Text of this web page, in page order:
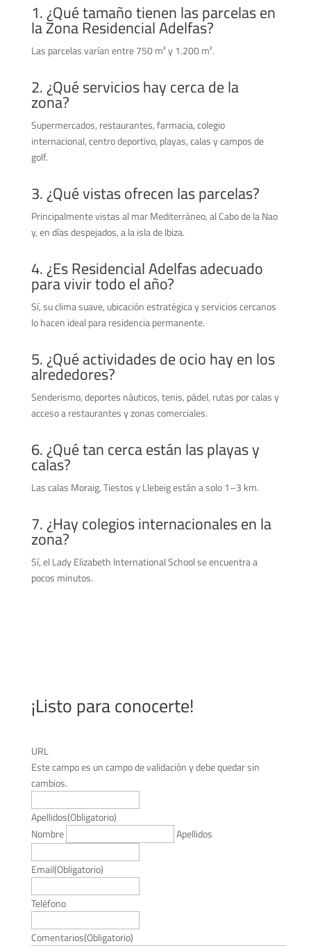
1. ¿Qué tamaño tienen las parcelas en
la Zona Residencial Adelfas?
Las parcelas varían entre 750 m² y 1.200 m².
2. ¿Qué servicios hay cerca de la
zona?
Supermercados, restaurantes, farmacia, colegio
internacional, centro deportivo, playas, calas y campos de
golf.
3. ¿Qué vistas ofrecen las parcelas?
Principalmente vistas al mar Mediterráneo, al Cabo de la Nao
y, en días despejados, a la isla de Ibiza.
4. ¿Es Residencial Adelfas adecuado
para vivir todo el año?
Sí, su clima suave, ubicación estratégica y servicios cercanos
lo hacen ideal para residencia permanente.
5. ¿Qué actividades de ocio hay en los
alrededores?
Senderismo, deportes náuticos, tenis, pádel, rutas por calas y
acceso a restaurantes y zonas comerciales.
6. ¿Qué tan cerca están las playas y
calas?
Las calas Moraig, Tiestos y Llebeig están a solo 1–3 km.
7. ¿Hay colegios internacionales en la
zona?
Sí, el Lady Elizabeth International School se encuentra a
pocos minutos.
¡Listo para conocerte!
URL
Este campo es un campo de validación y debe quedar sin
cambios.
Apellidos(Obligatorio)
Nombre
Apellidos
Email(Obligatorio)
Teléfono
Comentarios(Obligatorio)